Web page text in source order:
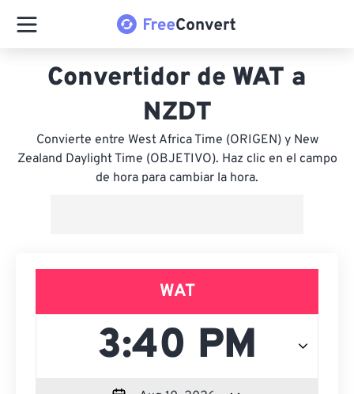
Convertidor de WAT a
NZDT
Convierte entre West Africa Time (ORIGEN) y New
Zealand Daylight Time (OBJETIVO). Haz clic en el campo
de hora para cambiar la hora.
WAT